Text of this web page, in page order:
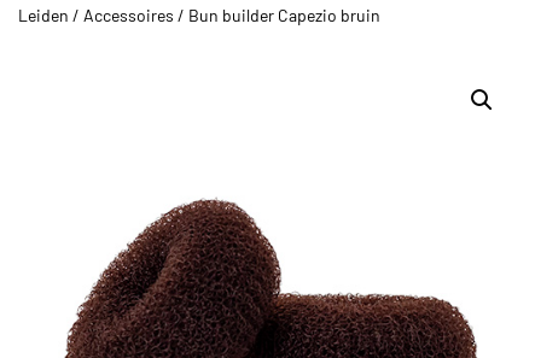
Leiden / Accessoires / Bun builder Capezio bruin